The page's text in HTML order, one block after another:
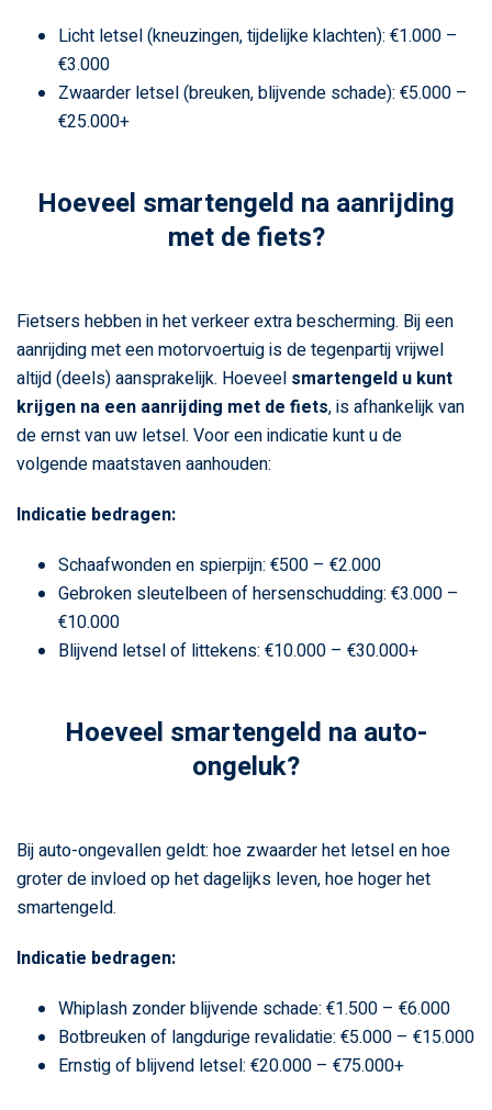
Licht letsel (kneuzingen, tijdelijke klachten): €1.000 –
€3.000
Zwaarder letsel (breuken, blijvende schade): €5.000 –
€25.000+
Hoeveel smartengeld na aanrijding
met de fiets?
Fietsers hebben in het verkeer extra bescherming. Bij een
aanrijding met een motorvoertuig is de tegenpartij vrijwel
altijd (deels) aansprakelijk. Hoeveel smartengeld u kunt
krijgen na een aanrijding met de fiets, is afhankelijk van
de ernst van uw letsel. Voor een indicatie kunt u de
volgende maatstaven aanhouden:
Indicatie bedragen:
Schaafwonden en spierpijn: €500 – €2.000
Gebroken sleutelbeen of hersenschudding: €3.000 –
€10.000
Blijvend letsel of littekens: €10.000 – €30.000+
Hoeveel smartengeld na auto-
ongeluk?
Bij auto-ongevallen geldt: hoe zwaarder het letsel en hoe
groter de invloed op het dagelijks leven, hoe hoger het
smartengeld.
Indicatie bedragen:
Whiplash zonder blijvende schade: €1.500 – €6.000
Botbreuken of langdurige revalidatie: €5.000 – €15.000
Ernstig of blijvend letsel: €20.000 – €75.000+